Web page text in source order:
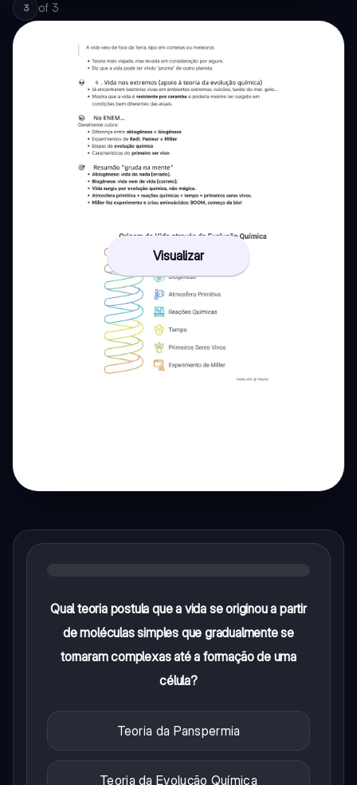
3 of 3
Visualizar
Qual teoria postula que a vida se originou a partir
de moléculas simples que gradualmente se
tornaram complexas até a formação de uma
célula?
Teoria da Panspermia
Teoria da Evolução Química